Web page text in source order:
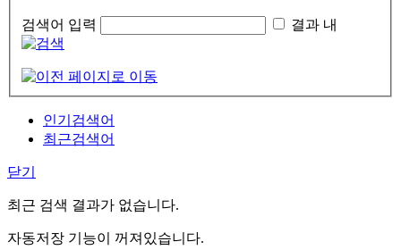
검색어 입력 결과 내
인기검색어
최근검색어
닫기
최근 검색 결과가 없습니다.
자동저장 기능이 꺼져있습니다.